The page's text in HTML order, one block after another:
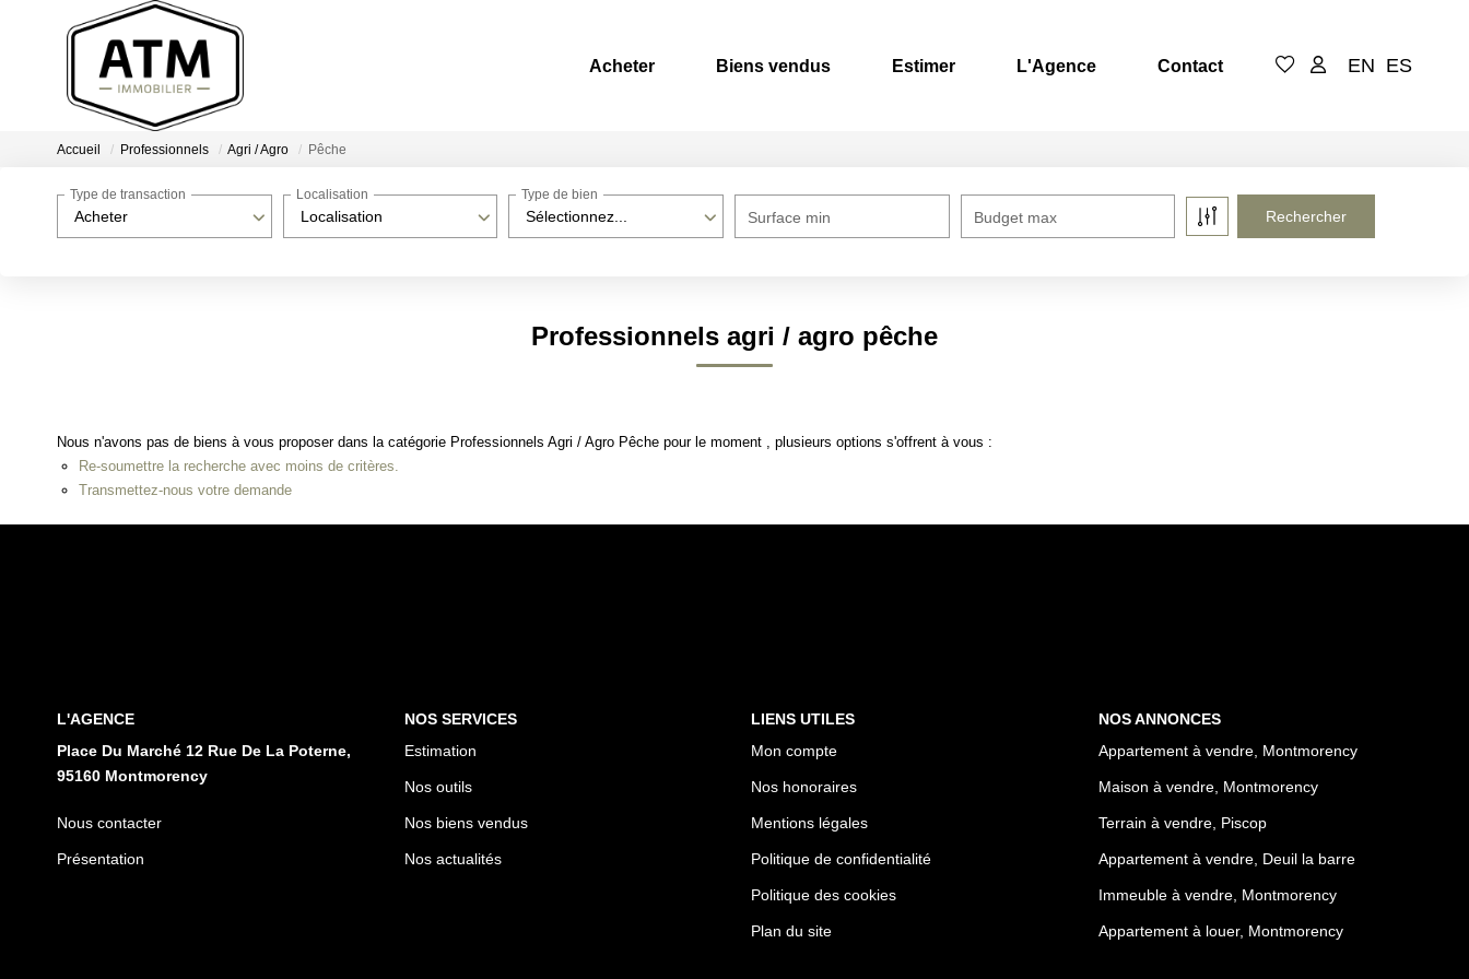
Acheter Biens vendus Estimer L'Agence Contact EN ES
Accueil Professionnels Agri / Agro Pêche
Acheter
Type de transaction
Localisation
Localisation
Sélectionnez...
Type de bien
Surface min Budget max
Professionnels agri / agro pêche
Nous n'avons pas de biens à vous proposer dans la catégorie Professionnels Agri / Agro Pêche pour le moment , plusieurs options s'offrent à vous :
Re-soumettre la recherche avec moins de critères.
Transmettez-nous votre demande
L'AGENCE
Place Du Marché 12 Rue De La Poterne,
95160 Montmorency
Nous contacter
Présentation
NOS SERVICES
Estimation
Nos outils
Nos biens vendus
Nos actualités
LIENS UTILES
Mon compte
Nos honoraires
Mentions légales
Politique de confidentialité
Politique des cookies
Plan du site
NOS ANNONCES
Appartement à vendre, Montmorency
Maison à vendre, Montmorency
Terrain à vendre, Piscop
Appartement à vendre, Deuil la barre
Immeuble à vendre, Montmorency
Appartement à louer, Montmorency